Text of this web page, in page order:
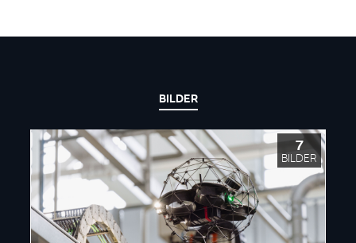
BILDER
7
BILDER